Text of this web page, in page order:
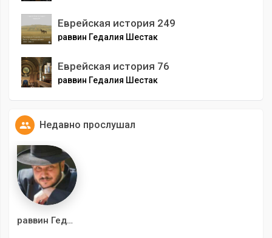
Еврейская история 249
раввин Гедалия Шестак
Еврейская история 76
раввин Гедалия Шестак
Недавно прослушал
раввин Гедалия Шестак